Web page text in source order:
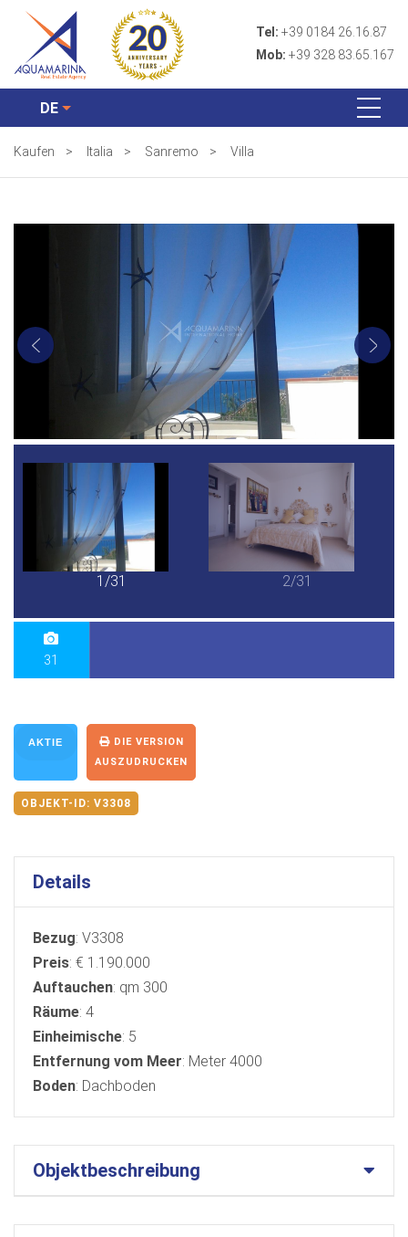
Tel: +39 0184 26.16.87
Mob: +39 328 83.65.167
DE
Kaufen > Italia > Sanremo > Villa
1/31 2/31
31
AKTIE
DIE VERSION
AUSZUDRUCKEN
OBJEKT-ID: V3308
Details
Bezug: V3308
Preis: € 1.190.000
Auftauchen: qm 300
Räume: 4
Einheimische: 5
Entfernung vom Meer: Meter 4000
Boden: Dachboden
Objektbeschreibung